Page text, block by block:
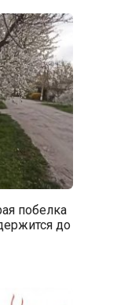
побелка
до